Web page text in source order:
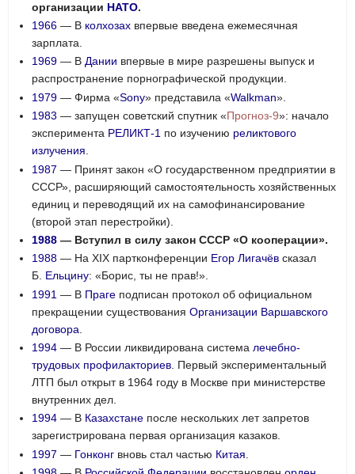
организации НАТО.
1966 — В колхозах впервые введена ежемесячная
зарплата.
1969 — ВДании впервые в мире разрешены выпуск и
распространение порнографической продукции.
1979 — Фирма «Sony» представила «Walkman».
1983 — запущен советский спутник «Прогноз-9»: начало
эксперимента РЕЛИКТ-1 по изучению реликтового
излучения
1987 — Принят закон «О государственном предприятии в
СССР», расширяющий самостоятельность хозяйственных
единиц и переводящий их на самофинансирование
(второй этап перестройки).
1988 — Вступил в силу закон СССР «О кооперации».
1988 — На XIX партконференции Егор Лигачёв сказал
Б. Ельцину: «Борис, ты не прав!».
1991 — В Праге подписан протокол об официальном
прекращении существованияОрганизации Варшавского
договора
1994 — В России ликвидирована система лечебно-
трудовых профилакториев . Первый экспериментальный
ЛТП был открыт в 1964 году в Москве при министерстве
внутренних дел.
1994 — В Казахстане после нескольких лет запретов
зарегистрирована первая организация казаков.
1997 — Гонконг вновь стал частью Китая